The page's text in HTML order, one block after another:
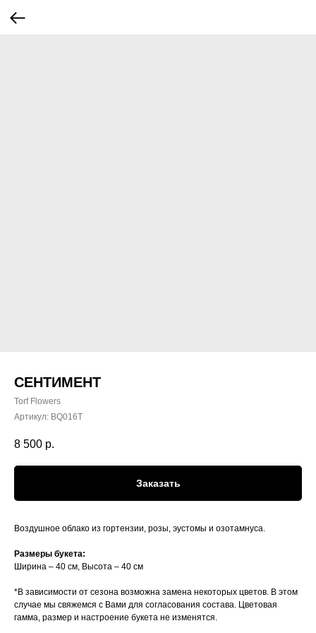
СЕНТИМЕНТ
Torf Flowers
Артикул: BQ016T
8 500 р.
Заказать
Воздушное облако из гортензии, розы, эустомы и озотамнуса.
Размеры букета:
Ширина – 40 см, Высота – 40 см
*В зависимости от сезона возможна замена некоторых цветов. В этом
случае мы свяжемся с Вами для согласования состава. Цветовая
гамма, размер и настроение букета не изменятся.